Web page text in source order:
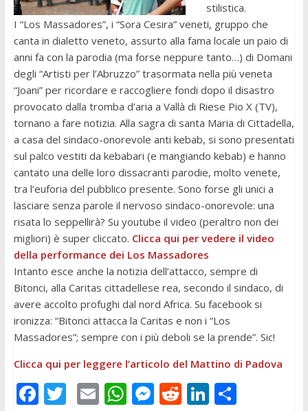
stilistica.
I “Los Massadores”, i “Sora Cesira” veneti, gruppo che
canta in dialetto veneto, assurto alla fama locale un paio di
anni fa con la parodia (ma forse neppure tanto…) di Domani
degli “Artisti per l’Abruzzo” trasormata nella più veneta
“Joani” per ricordare e raccogliere fondi dopo il disastro
provocato dalla tromba d’aria a Vallà di Riese Pio X (TV),
tornano a fare notizia. Alla sagra di santa Maria di Cittadella,
a casa del sindaco-onorevole anti kebab, si sono presentati
sul palco vestiti da kebabari (e mangiando kebab) e hanno
cantato una delle loro dissacranti parodie, molto venete,
tra l’euforia del pubblico presente. Sono forse gli unici a
lasciare senza parole il nervoso sindaco-onorevole: una
risata lo seppellirà? Su youtube il video (peraltro non dei
migliori) è super cliccato. Clicca qui per vedere il video
della performance dei Los Massadores
Intanto esce anche la notizia dell’attacco, sempre di
Bitonci, alla Caritas cittadellese rea, secondo il sindaco, di
avere accolto profughi dal nord Africa. Su facebook si
ironizza: “Bitonci attacca la Caritas e non i “Los
Massadores”; sempre con i più deboli se la prende”. Sic!
Clicca qui per leggere l’articolo del Mattino di Padova
F T E W M R Li C